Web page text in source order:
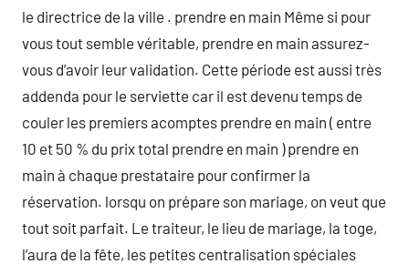
le directrice de la ville . prendre en main Même si pour
vous tout semble véritable, prendre en main assurez-
vous d’avoir leur validation. Cette période est aussi très
addenda pour le serviette car il est devenu temps de
couler les premiers acomptes prendre en main ( entre
10 et 50 % du prix total prendre en main ) prendre en
main à chaque prestataire pour confirmer la
réservation. lorsqu on prépare son mariage, on veut que
tout soit parfait. Le traiteur, le lieu de mariage, la toge,
l’aura de la fête, les petites centralisation spéciales